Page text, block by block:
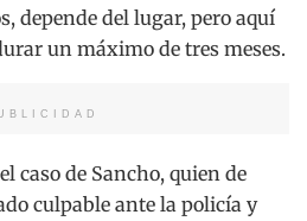
depende del lugar, pero aquí
un máximo de tres meses.
caso de Sancho, quien de
culpable ante la policía y